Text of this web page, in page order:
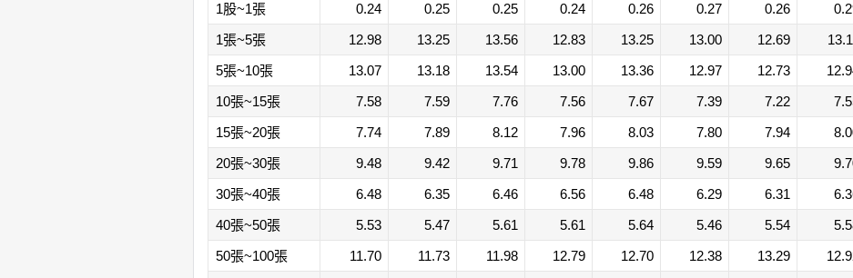
1股~1張
0.24 0.25 0.25 0.24 0.26 0.27 0.26
1張~5張
12.98 13.25 13.56 12.83 13.25 13.00 12.69
5張~10張
13.07 13.18 13.54 13.00 13.36 12.97 12.73
10張~15張
7.58 7.59 7.76 7.56 7.67 7.39 7.22
15張~20張
7.74 7.89 8.12 7.96 8.03 7.80 7.94
20張~30張
9.48 9.42 9.71 9.78 9.86 9.59 9.65
30張~40張
6.48 6.35 6.46 6.56 6.48 6.29 6.31
40張~50張
5.53 5.47 5.61 5.61 5.64 5.46 5.54
50張~100張
11.70 11.73 11.98 12.79 12.70 12.38 13.29